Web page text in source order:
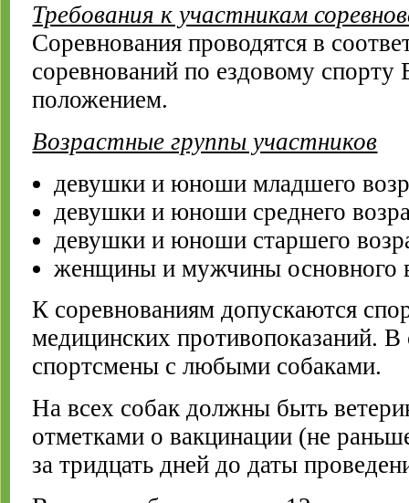
Требования к участникам
Соревнования проводятся в
соревнований по ездовому
положением.
Возрастные группы участников
девушки и юноши младшего
девушки и юноши среднего
девушки и юноши старшего
женщины и мужчины основного
К соревнованиям допускаются
медицинских противопоказаний.
спортсмены с любыми собаками.
На всех собак должны быть
отметками о вакцинации (не
за тридцать дней до даты